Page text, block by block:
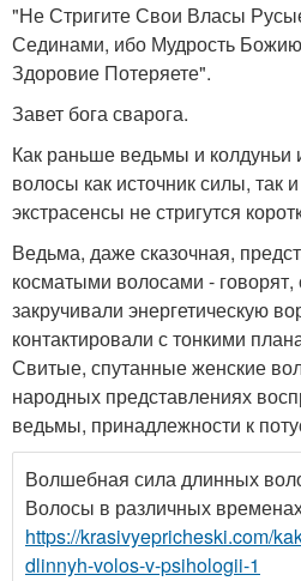
"Не Стригите Свои Власы
Сединами, ибо Мудрость Божию
Здоровие Потеряете".
Завет бога сварога.
Как раньше ведьмы и колдуньи
волосы как источник силы, так
экстрасенсы не стригутся
Ведьма, даже сказочная,
косматыми волосами -
закручивали энергетическую
контактировали с тонкими
Свитые, спутанные женские
народных представлениях
ведьмы, принадлежности к
Волшебная сила длинных
Волосы в различных
https://krasivyepricheski.com/
dlinnyh-volos-v-psihologii-1